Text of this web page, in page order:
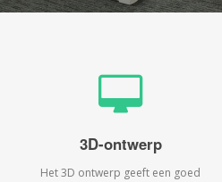
3D-ontwerp
Het 3D ontwerp geeft een goed